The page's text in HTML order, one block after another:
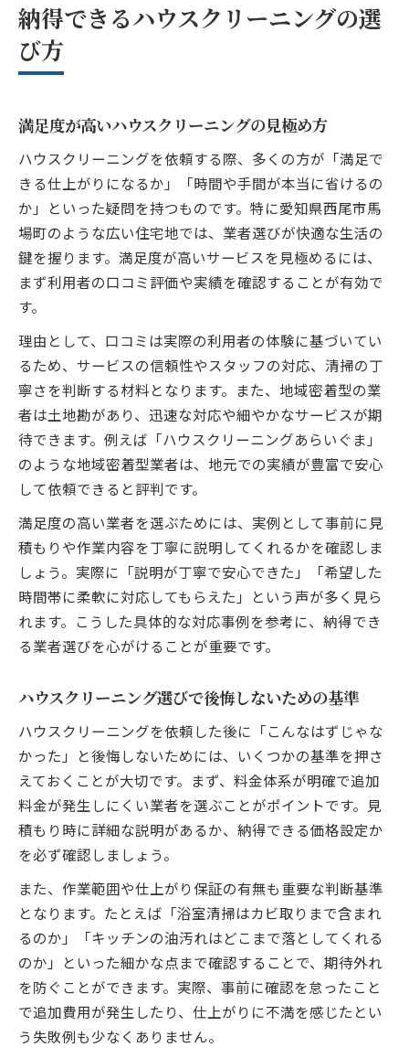
納得できるハウスクリーニングの選
び方
満足度が高いハウスクリーニングの見極め方
ハウスクリーニングを依頼する際、多くの方が「満足で
きる仕上がりになるか」「時間や手間が本当に省けるの
か」といった疑問を持つものです。特に愛知県西尾市馬
場町のような広い住宅地では、業者選びが快適な生活の
鍵を握ります。満足度が高いサービスを見極めるには、
まず利用者の口コミ評価や実績を確認することが有効で
す。
理由として、口コミは実際の利用者の体験に基づいてい
るため、サービスの信頼性やスタッフの対応、清掃の丁
寧さを判断する材料となります。また、地域密着型の業
者は土地勘があり、迅速な対応や細やかなサービスが期
待できます。例えば「ハウスクリーニングあらいぐま」
のような地域密着型業者は、地元での実績が豊富で安心
して依頼できると評判です。
満足度の高い業者を選ぶためには、実例として事前に見
積もりや作業内容を丁寧に説明してくれるかを確認しま
しょう。実際に「説明が丁寧で安心できた」「希望した
時間帯に柔軟に対応してもらえた」という声が多く見ら
れます。こうした具体的な対応事例を参考に、納得でき
る業者選びを心がけることが重要です。
ハウスクリーニング選びで後悔しないための基準
ハウスクリーニングを依頼した後に「こんなはずじゃな
かった」と後悔しないためには、いくつかの基準を押さ
えておくことが大切です。まず、料金体系が明確で追加
料金が発生しにくい業者を選ぶことがポイントです。見
積もり時に詳細な説明があるか、納得できる価格設定か
を必ず確認しましょう。
また、作業範囲や仕上がり保証の有無も重要な判断基準
となります。たとえば「浴室清掃はカビ取りまで含まれ
るのか」「キッチンの油汚れはどこまで落としてくれる
のか」といった細かな点まで確認することで、期待外れ
を防ぐことができます。実際、事前に確認を怠ったこと
で追加費用が発生したり、仕上がりに不満を感じたとい
う失敗例も少なくありません。